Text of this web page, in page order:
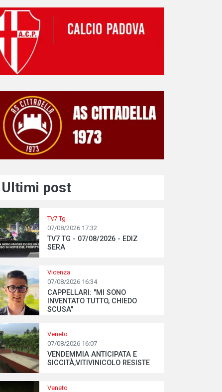
Ultimi post
Tv7 Tg
07/08/2026 17:32
TV7 TG - 07/08/2026 - EDIZ
SERA
Vicenza
07/08/2026 16:34
CAPPELLARI: "MI SONO
INVENTATO TUTTO, CHIEDO
SCUSA"
Veneto
07/08/2026 16:07
VENDEMMIA ANTICIPATA E
SICCITÀ,VITIVINICOLO RESISTE
Veneto